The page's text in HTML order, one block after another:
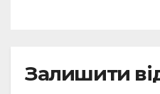
Залишити